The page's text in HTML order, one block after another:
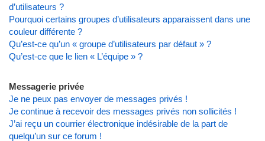
d’utilisateurs ?
Pourquoi certains groupes d’utilisateurs apparaissent dans une
couleur différente ?
Qu’est-ce qu’un « groupe d’utilisateurs par défaut » ?
Qu’est-ce que le lien « L’équipe » ?
Messagerie privée
Je ne peux pas envoyer de messages privés !
Je continue à recevoir des messages privés non sollicités !
J’ai reçu un courrier électronique indésirable de la part de
quelqu’un sur ce forum !